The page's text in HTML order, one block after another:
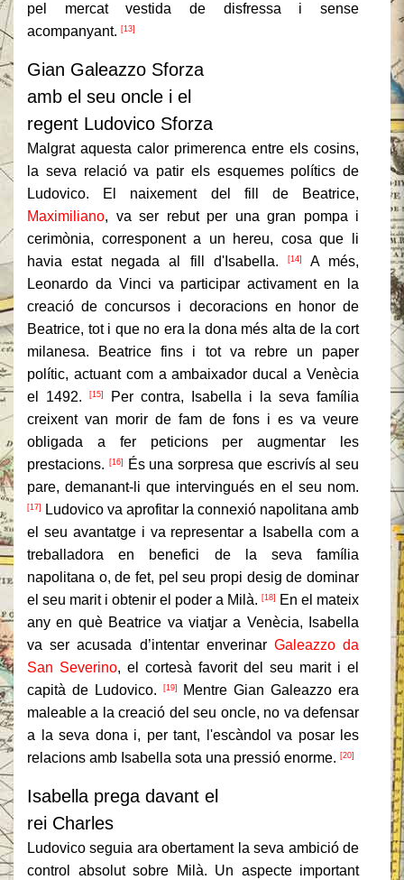
pel mercat vestida de disfressa i sense
acompanyant. [13]
Gian Galeazzo Sforza
amb el seu oncle i el
regent Ludovico Sforza
Malgrat aquesta calor primerenca entre els cosins,
la seva relació va patir els esquemes polítics de
Ludovico.
El naixement del fill de Beatrice,
Maximiliano, va ser rebut per una gran pompa i
cerimònia, corresponent a un hereu, cosa que li
havia estat negada al fill d'Isabella.
[14]
A més,
Leonardo da Vinci va participar activament en la
creació de concursos i decoracions en honor de
Beatrice, tot i que no era la dona més alta de la cort
milanesa.
Beatrice fins i tot va rebre un paper
polític, actuant com a ambaixador ducal a Venècia
el 1492.
[15]
Per contra, Isabella i la seva família
creixent van morir de fam de fons i es va veure
obligada a fer peticions per augmentar les
prestacions.
[16]
És una sorpresa que escrivís al seu
pare, demanant-li que intervingués en el seu nom.
[17]
Ludovico va aprofitar la connexió napolitana amb
el seu avantatge i va representar a Isabella com a
treballadora en benefici de la seva família
napolitana o, de fet, pel seu propi desig de dominar
el seu marit i obtenir el poder a Milà. [18]
En el mateix
any en què Beatrice va viatjar a Venècia, Isabella
va ser acusada d’intentar enverinar Galeazzo da
San Severino, el cortesà favorit del seu marit i el
capità de Ludovico.
[19]
Mentre Gian Galeazzo era
maleable a la creació del seu oncle, no va defensar
a la seva dona i, per tant, l'escàndol va posar les
relacions amb Isabella sota una pressió enorme. [20]
Isabella prega davant el
rei Charles
Ludovico seguia ara obertament la seva ambició de
control absolut sobre Milà. Un aspecte important